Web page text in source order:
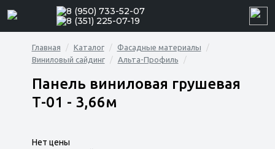
8 (950) 733-52-07
8 (351) 225-07-19
Главная Каталог
Фасадные материалы
Виниловый сайдинг
Альта-Профиль
Панель виниловая грушевая
Т-01 - 3,66м
Нет цены